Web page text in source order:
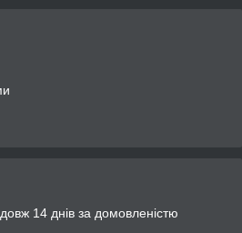
14 днів за домовленістю